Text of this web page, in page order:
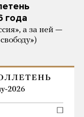
года
а за ней —